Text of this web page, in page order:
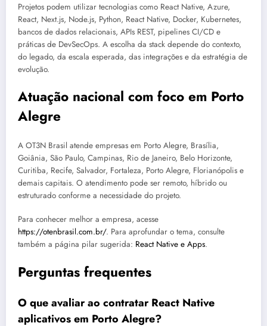
Projetos podem utilizar tecnologias como React Native, Azure,
React, Next.js, Node.js, Python, React Native, Docker, Kubernetes,
bancos de dados relacionais, APIs REST, pipelines CI/CD e
práticas de DevSecOps. A escolha da stack depende do contexto,
do legado, da escala esperada, das integrações e da estratégia de
evolução.
Atuação nacional com foco em Porto
Alegre
A OT3N Brasil atende empresas em Porto Alegre, Brasília,
Goiânia, São Paulo, Campinas, Rio de Janeiro, Belo Horizonte,
Curitiba, Recife, Salvador, Fortaleza, Porto Alegre, Florianópolis e
demais capitais. O atendimento pode ser remoto, híbrido ou
estruturado conforme a necessidade do projeto.
Para conhecer melhor a empresa, acesse
https://otenbrasil.com.br/. Para aprofundar o tema, consulte
também a página pilar sugerida: React Native e Apps.
Perguntas frequentes
O que avaliar ao contratar React Native
aplicativos em Porto Alegre?